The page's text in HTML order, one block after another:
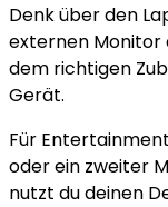
Denk über den
externen Monitor
dem richtigen
Gerät.
Für
oder ein zweiter
nutzt du deinen